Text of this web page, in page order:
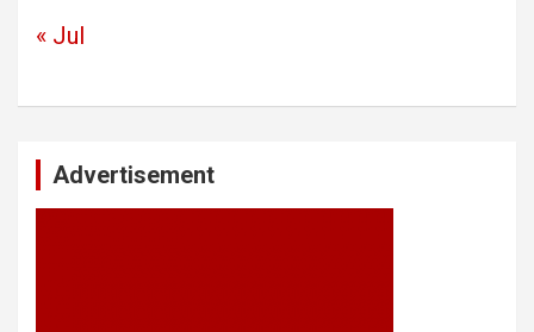
« Jul
Advertisement